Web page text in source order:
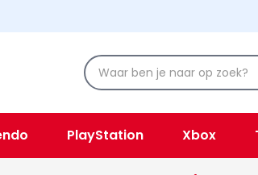
PlayStation Xbox